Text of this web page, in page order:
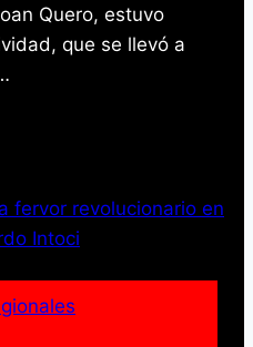
Quero, estuvo
que se llevó a